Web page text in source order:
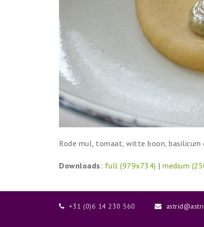
Rode mul, tomaat, witte boon, basilicum
Downloads : full (979x734) | medium
+31 (0)6 14 230 560